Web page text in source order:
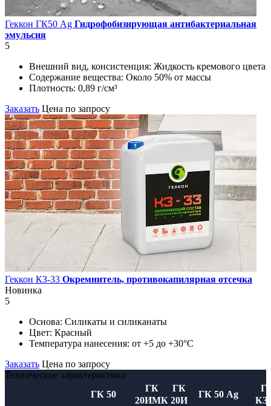
Геккон ГК50 Ag Гидрофобизирующая антибактериальная
эмульсия
5
Внешний вид, консистенция: Жидкость кремового цвета
Содержание вещества: Около 50% от массы
Плотность: 0,89 г/см³
Заказать Цена по запросу
Геккон КЗ-33 Окремнитель, противокапилярная отсечка
Новинка
5
Основа: Силикаты и силиканаты
Цвет: Красный
Температура нанесения: от +5 до +30°С
Заказать Цена по запросу
Технические характеристики
ГК 50
ГК
20ИМК
ГК
20И
ГК 50 Ag
КЗ-